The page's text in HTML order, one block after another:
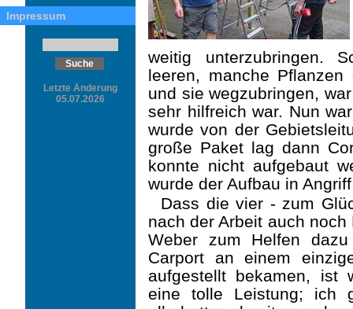
Impressum
Letzte Änderung
05.07.2026
weitig unterzubringen.
leeren, manche
und sie wegzubringen,
sehr hilfreich war. Nun
wurde von der
große Paket lag dann
konnte nicht aufgebaut
wurde der Aufbau in
Dass die vier - zum
nach der Arbeit auch noch
Weber zum Helfen
Carport an einem
aufgestellt bekamen, ist
eine tolle Leistung; ich